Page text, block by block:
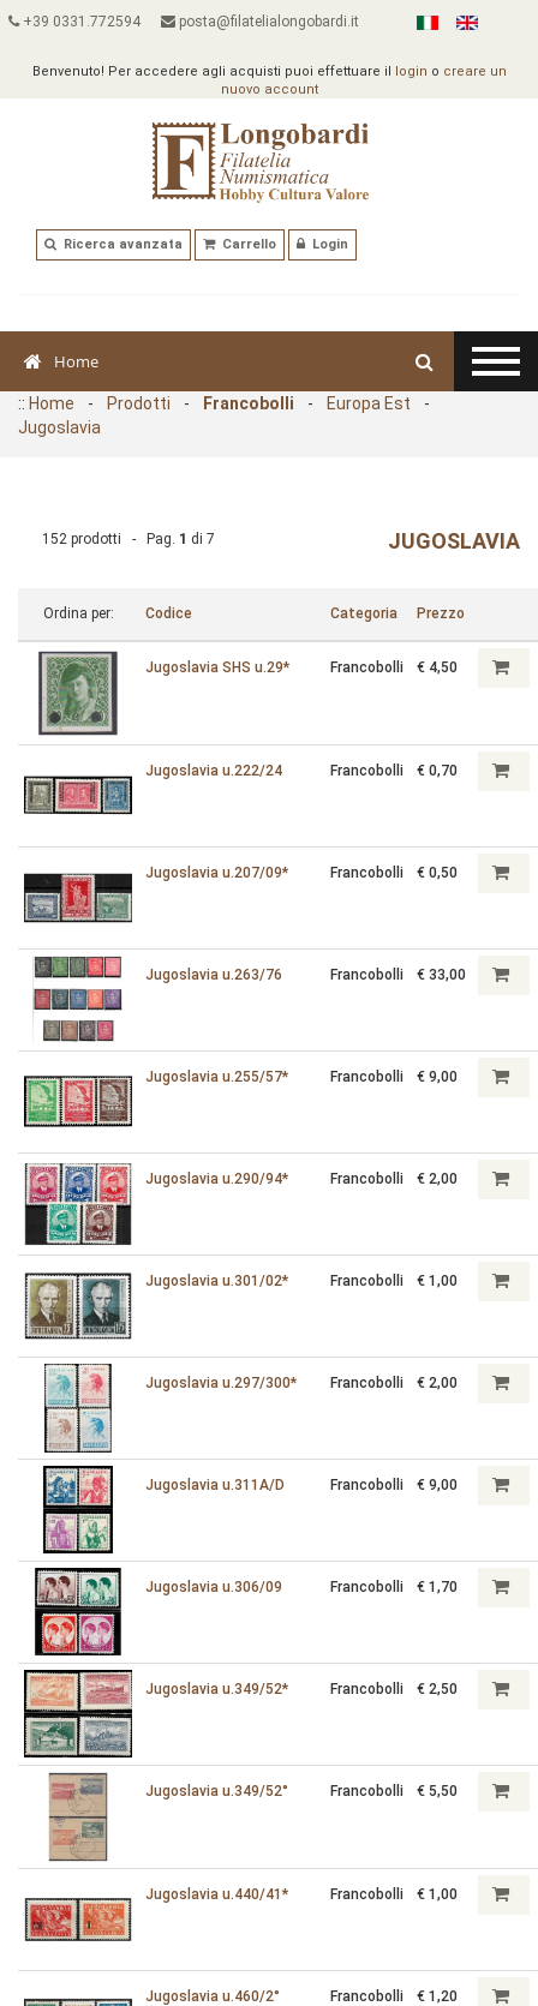
+39 0331.772594 posta@filatelialongobardi.it
Benvenuto! Per accedere agli acquisti puoi effettuare il login o creare un
nuovo account
Ricerca avanzata Carrello Login
Home
:: Home - Prodotti - Francobolli - Europa Est
-
Jugoslavia
JUGOSLAVIA
152 prodotti - Pag. 1 di 7
Ordina per: Codice Categoria Prezzo
Jugoslavia SHS u.29* Francobolli € 4,50
Jugoslavia u.222/24 Francobolli € 0,70
Jugoslavia u.207/09* Francobolli € 0,50
Jugoslavia u.263/76 Francobolli € 33,00
Jugoslavia u.255/57* Francobolli € 9,00
Jugoslavia u.290/94* Francobolli € 2,00
Jugoslavia u.301/02* Francobolli € 1,00
Jugoslavia u.297/300* Francobolli € 2,00
Jugoslavia u.311A/D Francobolli € 9,00
Jugoslavia u.306/09 Francobolli € 1,70
Jugoslavia u.349/52* Francobolli € 2,50
Jugoslavia u.349/52° Francobolli € 5,50
Jugoslavia u.440/41* Francobolli € 1,00
Jugoslavia u.460/2° Francobolli € 1,20